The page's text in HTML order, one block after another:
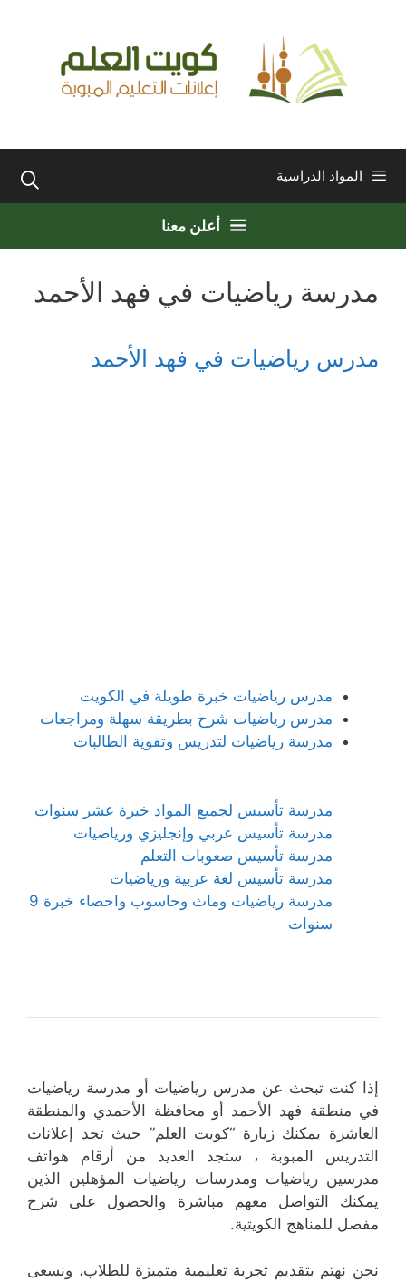
المواد الدراسية
أعلن معنا
مدرسة رياضيات في فهد الأحمد
مدرس رياضيات في فهد الأحمد
مدرس رياضيات خبرة طويلة في الكويت
مدرس رياضيات شرح بطريقة سهلة ومراجعات
مدرسة رياضيات لتدريس وتقوية الطالبات
مدرسة تأسيس لجميع المواد خبرة عشر سنوات
مدرسة تأسيس عربي وإنجليزي ورياضيات
مدرسة تأسيس صعوبات التعلم
مدرسة تأسيس لغة عربية ورياضيات
مدرسة رياضيات وماث وحاسوب واحصاء خبرة 9
سنوات
إذا كنت تبحث عن مدرس رياضيات أو مدرسة رياضيات
في منطقة فهد الأحمد أو محافظة الأحمدي والمنطقة
العاشرة يمكنك زيارة “كويت العلم” حيث تجد إعلانات
التدريس المبوبة ، ستجد العديد من أرقام هواتف
مدرسين رياضيات ومدرسات رياضيات المؤهلين الذين
يمكنك التواصل معهم مباشرة والحصول على شرح
مفصل للمناهج الكويتية.
نحن نهتم بتقديم تجربة تعليمية متميزة للطلاب، ونسعى